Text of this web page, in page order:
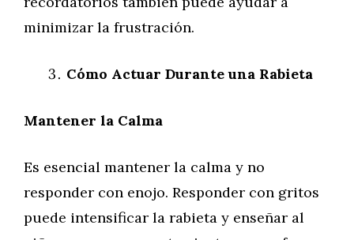
minimizar la frustración.
Cómo Actuar Durante una Rabieta
Mantener la Calma
Es esencial mantener la calma y no
responder con enojo. Responder con gritos
puede intensificar la rabieta y enseñar al